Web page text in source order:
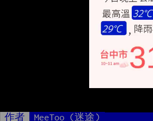
作者 MeeToo (迷途)